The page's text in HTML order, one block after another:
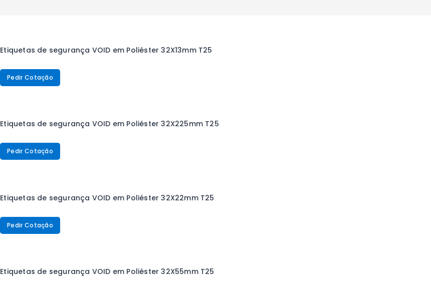
Etiquetas de segurança VOID em Poliéster 32X13mm T25
Pedir Cotação
Etiquetas de segurança VOID em Poliéster 32X225mm T25
Pedir Cotação
Etiquetas de segurança VOID em Poliéster 32X22mm T25
Pedir Cotação
Etiquetas de segurança VOID em Poliéster 32X55mm T25